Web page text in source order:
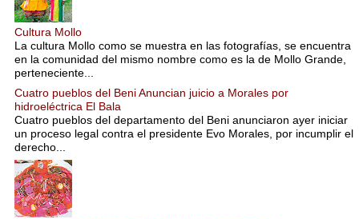
Cultura Mollo
La cultura Mollo como se muestra en las fotografías, se encuentra
en la comunidad del mismo nombre como es la de Mollo Grande,
perteneciente...
Cuatro pueblos del Beni Anuncian juicio a Morales por
hidroeléctrica El Bala
Cuatro pueblos del departamento del Beni anunciaron ayer iniciar
un proceso legal contra el presidente Evo Morales, por incumplir el
derecho...